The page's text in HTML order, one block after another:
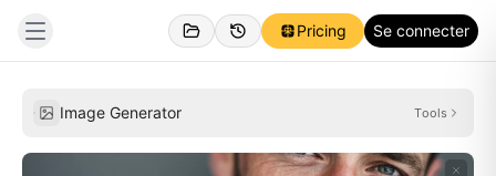
Pricing Se connecter
Image Generator Tools